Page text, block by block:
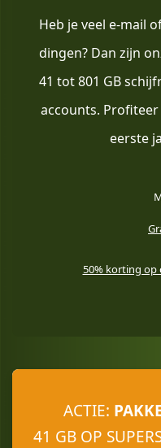
Heb je veel e-mail
dingen? Dan zijn
41 tot 801 GB
accounts.
eerste
50% korting op
ACTIE:
41 GB OP